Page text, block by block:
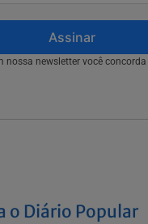
Assinar
nossa newsletter você
o Diário Popular